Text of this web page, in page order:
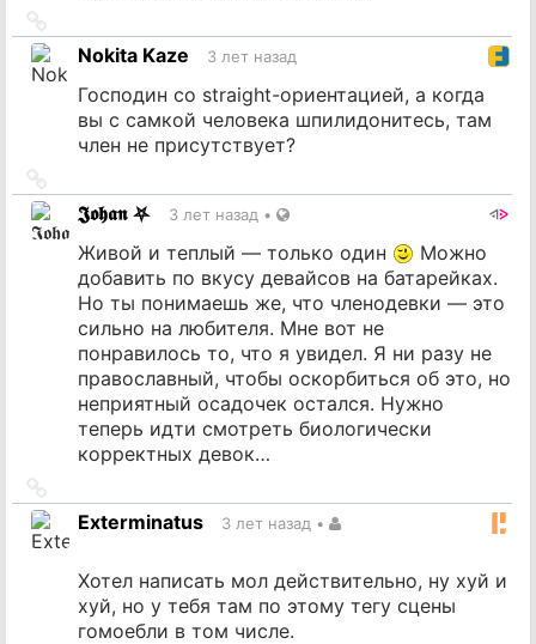
на
источник
Nokita Kaze 3 лет назад
Господин со straight-ориентацией, а когда
вы с самкой человека шпилидонитесь, там
член не присутствует?
на
источник
𝕵𝖔𝖍𝖆𝖓 ⛧ 3 лет назад •
Живой и теплый — только один
Можно
добавить по вкусу девайсов на батарейках.
Но ты понимаешь же, что членодевки — это
сильно на любителя. Мне вот не
понравилось то, что я увидел. Я ни разу не
православный, чтобы оскорбиться об это, но
неприятный осадочек остался. Нужно
теперь идти смотреть биологически
корректных девок…
на
источник
Exterminatus 3 лет назад •
Хотел написать мол действительно, ну хуй и
хуй, но у тебя там по этому тегу сцены
гомоебли в том числе.